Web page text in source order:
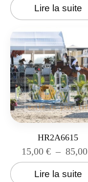
Lire la suite
HR2A6615
15,00 € – 85,00
Lire la suite